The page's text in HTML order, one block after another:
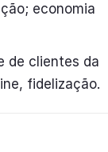
economia
de clientes da
fidelização.